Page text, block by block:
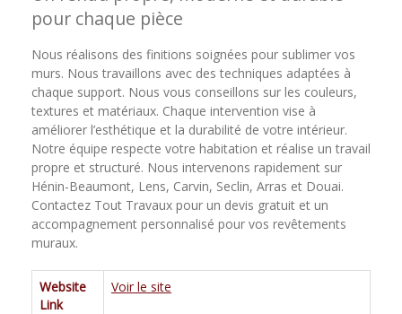
pour chaque pièce
Nous réalisons des finitions soignées pour sublimer vos
murs. Nous travaillons avec des techniques adaptées à
chaque support. Nous vous conseillons sur les couleurs,
textures et matériaux. Chaque intervention vise à
améliorer l’esthétique et la durabilité de votre intérieur.
Notre équipe respecte votre habitation et réalise un travail
propre et structuré. Nous intervenons rapidement sur
Hénin-Beaumont, Lens, Carvin, Seclin, Arras et Douai.
Contactez Tout Travaux pour un devis gratuit et un
accompagnement personnalisé pour vos revêtements
muraux.
Website
Link
Voir le site